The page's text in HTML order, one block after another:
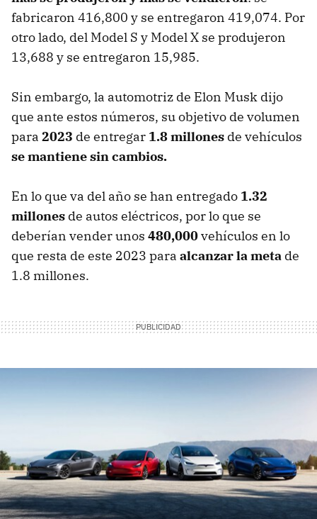
fabricaron 416,800 y se entregaron 419,074. Por
otro lado, del Model S y Model X se produjeron
13,688 y se entregaron 15,985.
Sin embargo, la automotriz de Elon Musk dijo
que ante estos números, su objetivo de volumen
para 2023 de entregar 1.8 millones de vehículos
se mantiene sin cambios.
En lo que va del año se han entregado 1.32
millones de autos eléctricos, por lo que se
deberían vender unos 480,000vehículos en lo
que resta de este 2023 para alcanzar la meta de
1.8 millones.